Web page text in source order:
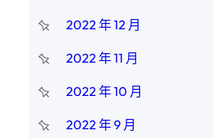
2022 年 12 月
2022 年 11 月
2022 年 10 月
2022 年 9 月